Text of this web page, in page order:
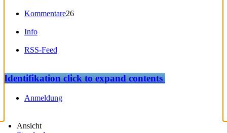
Kommentare26
Info
RSS-Feed
Identifikationclick to expand contents
Anmeldung
Ansicht